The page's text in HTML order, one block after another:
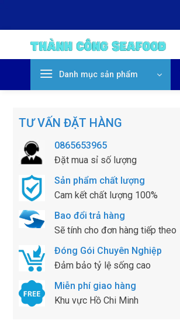
Danh mục sản phẩm
TƯ VẤN ĐẶT HÀNG
0865653965
Đặt mua sỉ số lượng
Sản phẩm chất lượng
Cam kết chất lượng 100%
Bao đổi trả hàng
Sẽ tính cho đơn hàng tiếp theo
Đóng Gói Chuyên Nghiệp
Đảm bảo tỷ lệ sống cao
Miễn phí giao hàng
Khu vực Hồ Chi Minh